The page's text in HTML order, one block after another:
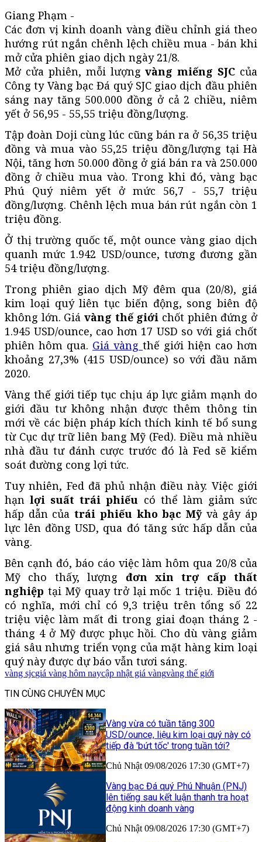
Giang Phạm -
Các đơn vị kinh doanh vàng điều chỉnh giá theo
hướng rút ngắn chênh lệch chiều mua - bán khi
mở cửa phiên giao dịch ngày 21/8.
Mở cửa phiên, mỗi lượngvàng miếng SJC của
Công ty Vàng bạc Đá quý SJC giao dịch đầu phiên
sáng nay tăng 500.000 đồng ở cả 2 chiều, niêm
yết ở 56,95 - 55,55 triệu đồng/lượng.
Tập đoàn Doji cùng lúc cũng bán ra ở 56,35 triệu
đồng và mua vào 55,25 triệu đồng/lượng tại Hà
Nội, tăng hơn 50.000 đồng ở giá bán ra và 250.000
đồng ở chiều mua vào. Trong khi đó, vàng bạc
Phú Quý niêm yết ở mức 56,7 - 55,7 triệu
đồng/lượng. Chênh lệch mua bán rút ngắn còn 1
triệu đồng.
Ở thị trường quốc tế, một ounce vàng giao dịch
quanh mức 1.942 USD/ounce, tương đương gần
54 triệu đồng/lượng.
Trong phiên giao dịch Mỹ đêm qua (20/8), giá
kim loại quý liên tục biến động, song biên độ
không lớn. Giá vàng thế giới chốt phiên đứng ở
1.945 USD/ounce, cao hơn 17 USD so với giá chốt
phiên hôm qua. Giá vàng thế giới hiện cao hơn
khoảng 27,3% (415 USD/ounce) so với đầu năm
2020.
Vàng thế giới tiếp tục chịu áp lực giảm mạnh do
giới đầu tư không nhận được thêm thông tin
mới về các biện pháp kích thích kinh tế bổ sung
từ Cục dự trữ liên bang Mỹ (Fed). Điều mà nhiều
nhà đầu tư đánh cược trước đó là Fed sẽ kiểm
soát đường cong lợi tức.
Tuy nhiên, Fed đã phủ nhận điều này. Việc giới
hạnlợi suất trái phiếu có thể làm giảm sức
hấp dẫn củatrái phiếu kho bạc Mỹvà gây áp
lực lên đồng USD, qua đó tăng sức hấp dẫn của
vàng.
Bên cạnh đó, báo cáo việc làm hôm qua 20/8 của
Mỹ cho thấy, lượng đơn xin trợ cấp thất
nghiệp tại Mỹ quay trở lại mốc 1 triệu. Điều đó
có nghĩa, mới chỉ có 9,3 triệu trên tổng số 22
triệu việc làm mất đi trong giai đoạn tháng 2 -
tháng 4 ở Mỹ được phục hồi. Cho dù vàng giảm
giá sâu nhưng triển vọng của mặt hàng kim loại
quý này được dự báo vẫn tươi sáng.
vàng sjcgiá vàng hôm naycập nhật giá vàngvàng thế giới
TIN CÙNG CHUYÊN MỤC
Vàng vừa có tuần tăng 300
USD/ounce, liệu kim loại quý này có
tiếp đà 'bứt tốc' trong tuần tới?
Chủ Nhật 09/08/2026 17:30 (GMT+7)
Vàng bạc Đá quý Phú Nhuận (PNJ)
lên tiếng sau kết luận thanh tra hoạt
động kinh doanh vàng
Chủ Nhật 09/08/2026 17:30 (GMT+7)